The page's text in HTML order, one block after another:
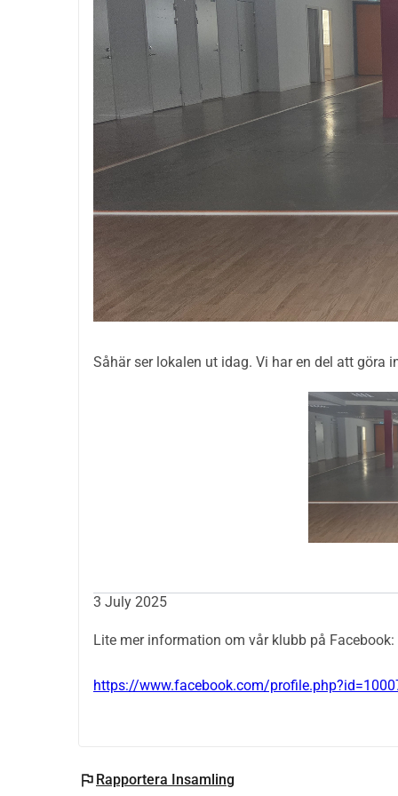
Såhär ser lokalen ut idag. Vi har en del att göra
3 July 2025
Lite mer information om vår klubb på Facebook:
https://www.facebook.com/
flag Rapportera Insamling